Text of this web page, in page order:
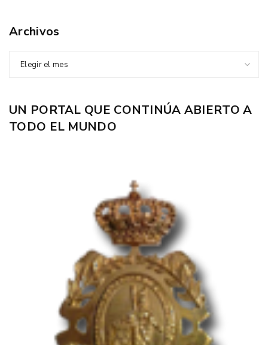
Archivos
Elegir el mes
UN PORTAL QUE CONTINÚA ABIERTO A
TODO EL MUNDO